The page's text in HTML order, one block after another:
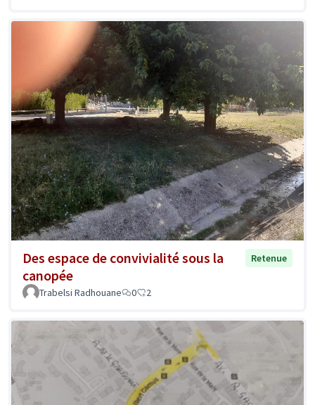
Des espace de convivialité sous la
canopée
Retenue
Trabelsi Radhouane 0 2